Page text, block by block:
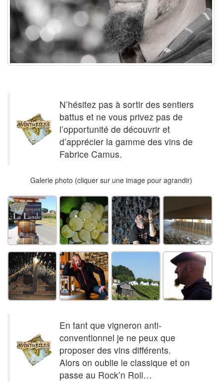
N’hésitez pas à sortir des sentiers
battus et ne vous privez pas de
l’opportunité de découvrir et
d’apprécier la gamme des vins de
Fabrice Camus.
Galerie photo (cliquer sur une image pour agrandir)
En tant que vigneron anti-
conventionnel je ne peux que
proposer des vins différents.
Alors on oublie le classique et on
passe au Rock’n Roll…